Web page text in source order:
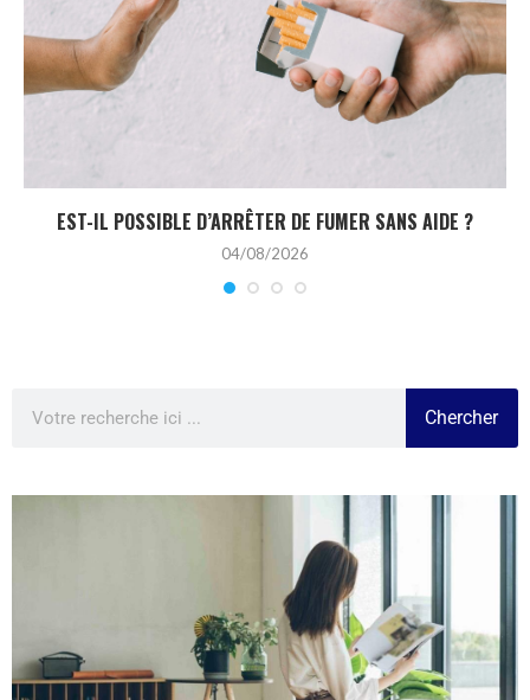
EST-IL POSSIBLE D’ARRÊTER DE FUMER SANS AIDE ?
04/08/2026
Chercher